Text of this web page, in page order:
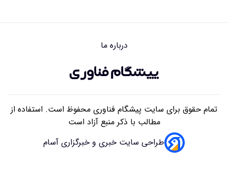
هوش مصنوعی چینی از قرنطینه فرار کرد و به اینترنت وصل شد
درباره ما
تمام حقوق برای سایت پیشگام فناوری محفوظ است. استفاده از
مطالب با ذکر منبع آزاد است
طراحی سایت خبری و خبرگزاری آسام